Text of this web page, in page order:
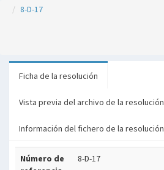
8-D-17
Ficha de la resolución
Vista previa del archivo de la resolución
Información del fichero de la resolución
Número de
8-D-17